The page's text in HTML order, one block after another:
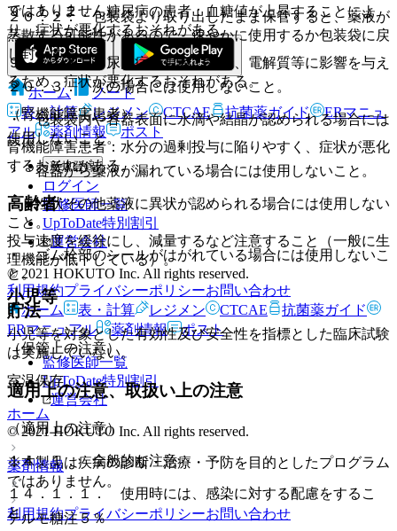
２０．２． 包装袋より取り出したまま保管すると、薬液が
蒸散する可能性があるので、速やかに使用するか包装袋に戻
し封をすること。
２０．３． 次の場合には使用しないこと。
・ 包装袋内や容器表面に水滴や結晶が認められる場合には
使用しないこと。
・ 容器から薬液が漏れている場合には使用しないこと。
・ 性状その他薬液に異状が認められる場合には使用しない
こと。
・ ゴム栓部のシールがはがれている場合には使用しないこ
と。
貯法
（保管上の注意）
室温保存。
ホーム
薬剤情報
テルモ糖注５％
９．１．２． 糖尿病の患者：血糖値が上昇することによ
り、症状が悪化するおそれがある。
９．１．３． 尿崩症の患者：水分、電解質等に影響を与え
るため、症状が悪化するおそれがある。
（腎機能障害患者）
腎機能障害患者：水分の過剰投与に陥りやすく、症状が悪化
するおそれがある。
高齢者
投与速度を緩徐にし、減量するなど注意すること（一般に生
理機能が低下している）。
小児等
小児等を対象とした有効性及び安全性を指標とした臨床試験
は実施していない。
適用上の注意、取扱い上の注意
（適用上の注意）
１４．１． 全般的な注意
１４．１．１． 使用時には、感染に対する配慮をするこ
と。
ではありません。
ホーム
ノート
表・計算
レジメン CTCAE 抗菌薬ガイド
ERマニュ
アル
薬剤情報 ポスト
新規登録
ログイン
監修医師一覧
UpToDate特別割引
運営会社
© 2021 HOKUTO Inc. All rights reserved.
利用規約プライバシーポリシーお問い合わせ
ホーム
表・計算 レジメン CTCAE
抗菌薬ガイド
ERマニュアル
薬剤情報 ポスト
監修医師一覧
UpToDate特別割引
運営会社
© 2021 HOKUTO Inc. All rights reserved.
※本製品は疾病の診断・治療・予防を目的としたプログラム
ではありません。
利用規約プライバシーポリシーお問い合わせ